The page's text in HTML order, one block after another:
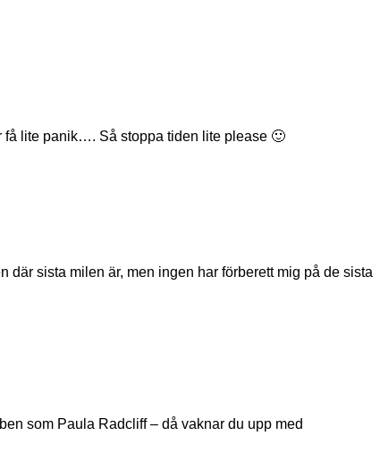
få lite panik…. Så stoppa tiden lite please 🙂
där sista milen är, men ingen har förberett mig på de sista
som Paula Radcliff – då vaknar du upp med